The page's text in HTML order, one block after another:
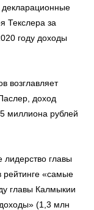
декларационные
Текслера за
году доходы
возглавляет
доход
миллиона рублей
главы
рейтинге «самые
главы Калмыкии
(1,3 млн